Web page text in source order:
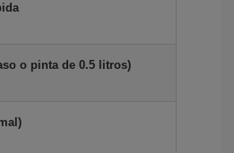
o pinta de 0.5 litros)